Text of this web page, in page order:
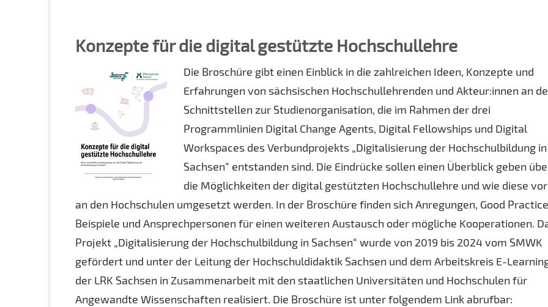
Konzepte für die digital gestützte Hochschullehre
Die Broschüre gibt einen Einblick in die zahlreichen Ideen, Konzepte und
Erfahrungen von sächsischen Hochschullehrenden und Akteur:innen an
Schnittstellen zur Studienorganisation, die im Rahmen der drei
Programmlinien Digital Change Agents, Digital Fellowships und Digital
Workspaces des Verbundprojekts „Digitalisierung der Hochschulbildung in
Sachsen“ entstanden sind. Die Eindrücke sollen einen Überblick geben
die Möglichkeiten der digital gestützten Hochschullehre und wie diese
an den Hochschulen umgesetzt werden. In der Broschüre finden sich Anregungen, Good
Beispiele und Ansprechpersonen für einen weiteren Austausch oder mögliche Kooperationen.
Projekt „Digitalisierung der Hochschulbildung in Sachsen“ wurde von 2019 bis 2024 vom SMWK
gefördert und unter der Leitung der Hochschuldidaktik Sachsen und dem Arbeitskreis E-
der LRK Sachsen in Zusammenarbeit mit den staatlichen Universitäten und Hochschulen für
Angewandte Wissenschaften realisiert. Die Broschüre ist unter folgendem Link abrufbar: